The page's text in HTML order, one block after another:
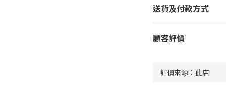
送貨及付款方式
顧客評價